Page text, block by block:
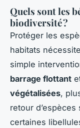
Quels sont les
biodiversité ?
Protéger les
habitats
simple
barrage flottant
végétalisées,
retour
certaines